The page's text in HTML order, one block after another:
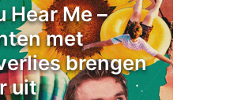
Hear Me –
met
brengen
uit